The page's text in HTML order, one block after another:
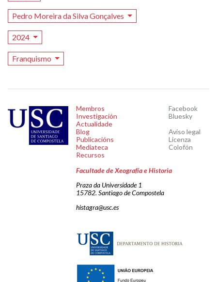
Pedro Moreira da Silva Gonçalves
2024
Franquismo
Membros
Investigación
Actualidade
Blog
Publicacións
Mediateca
Recursos
Facebook
Bluesky
Aviso legal
Licenza
Colofón
Facultade de Xeografía e Historia
Praza da Universidade 1
15782. Santiago de Compostela
histagra@usc.es